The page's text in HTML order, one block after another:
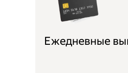
Ежедневные